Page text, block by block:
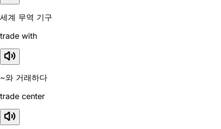
세계 무역 기구
trade with
~와 거래하다
trade center